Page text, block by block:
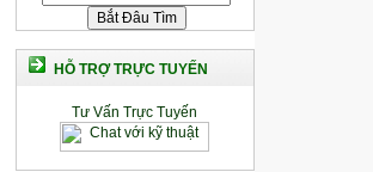
HỖ TRỢ TRỰC TUYẾN
Tư Vấn Trực Tuyến